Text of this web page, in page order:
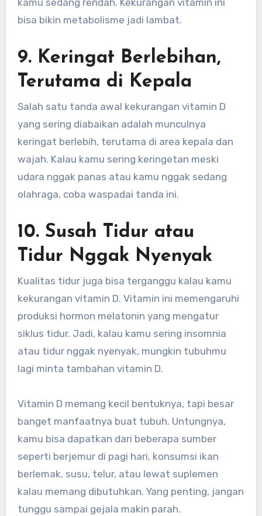
bisa bikin metabolisme jadi lambat.
9. Keringat Berlebihan,
Terutama di Kepala
Salah satu tanda awal kekurangan vitamin D
yang sering diabaikan adalah munculnya
keringat berlebih, terutama di area kepala dan
wajah. Kalau kamu sering keringetan meski
udara nggak panas atau kamu nggak sedang
olahraga, coba waspadai tanda ini.
10. Susah Tidur atau
Tidur Nggak Nyenyak
Kualitas tidur juga bisa terganggu kalau kamu
kekurangan vitamin D. Vitamin ini memengaruhi
produksi hormon melatonin yang mengatur
siklus tidur. Jadi, kalau kamu sering insomnia
atau tidur nggak nyenyak, mungkin tubuhmu
lagi minta tambahan vitamin D.
Vitamin D memang kecil bentuknya, tapi besar
banget manfaatnya buat tubuh. Untungnya,
kamu bisa dapatkan dari beberapa sumber
seperti berjemur di pagi hari, konsumsi ikan
berlemak, susu, telur, atau lewat suplemen
kalau memang dibutuhkan. Yang penting, jangan
tunggu sampai gejala makin parah.